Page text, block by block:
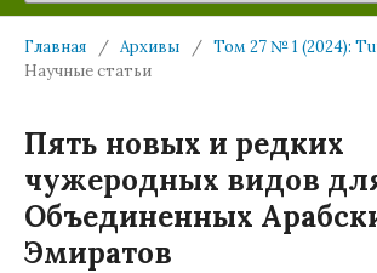
Главная / Архивы / Том 27 № 1 (2024):
Научные статьи
Пять новых и редких
чужеродных видов
Объединенных
Эмиратов